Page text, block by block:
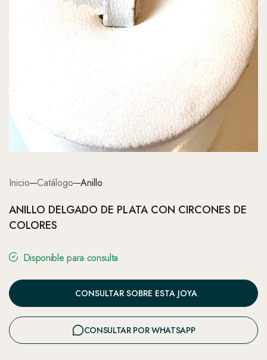
Inicio Catálogo Anillo
ANILLO DELGADO DE PLATA CON CIRCONES DE
COLORES
Disponible para consulta
CONSULTAR SOBRE ESTA JOYA
CONSULTAR POR WHATSAPP